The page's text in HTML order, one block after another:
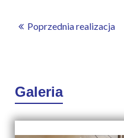
Poprzednia realizacja
Galeria